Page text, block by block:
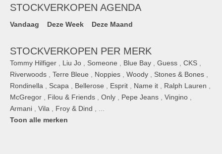
STOCKVERKOPEN AGENDA
Vandaag Deze Week Deze Maand
STOCKVERKOPEN PER MERK
Tommy Hilfiger Liu Jo Someone Blue Bay Guess CKS
Riverwoods
Terre Bleue Noppies Woody Stones & Bones
Rondinella
Scapa Bellerose Esprit Name it Ralph Lauren
McGregor
Filou & Friends Only Pepe Jeans Vingino
Armani
Vila Froy & Dind
Toon alle merken